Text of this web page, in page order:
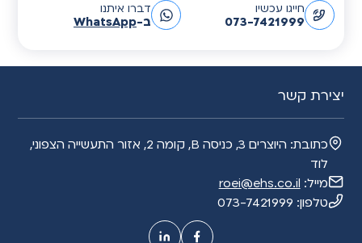
r
i
חייגו עכשיו
073-7421999
דברו איתנו
ב-WhatsApp
יצירת קשר
כתובת:
היוצרים 3, כניסה B, קומה 2, אזור התעשייה הצפוני,
לוד
מייל: roei@ehs.co.il
טלפון: 073-7421999